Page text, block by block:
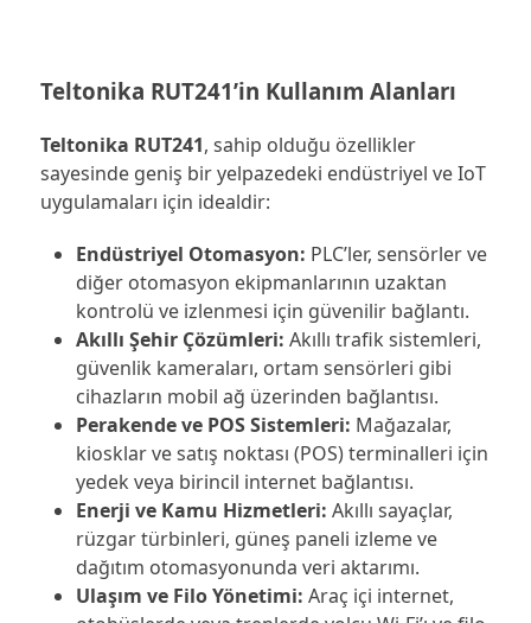
Teltonika RUT241’in Kullanım Alanları
Teltonika RUT241, sahip olduğu özellikler
sayesinde geniş bir yelpazedeki endüstriyel ve IoT
uygulamaları için idealdir:
Endüstriyel Otomasyon: PLC’ler, sensörler ve
diğer otomasyon ekipmanlarının uzaktan
kontrolü ve izlenmesi için güvenilir bağlantı.
Akıllı Şehir Çözümleri: Akıllı trafik sistemleri,
güvenlik kameraları, ortam sensörleri gibi
cihazların mobil ağ üzerinden bağlantısı.
Perakende ve POS Sistemleri: Mağazalar,
kiosklar ve satış noktası (POS) terminalleri için
yedek veya birincil internet bağlantısı.
Enerji ve Kamu Hizmetleri: Akıllı sayaçlar,
rüzgar türbinleri, güneş paneli izleme ve
dağıtım otomasyonunda veri aktarımı.
Ulaşım ve Filo Yönetimi: Araç içi internet,